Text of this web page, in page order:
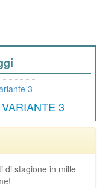
3
di stagione in mille